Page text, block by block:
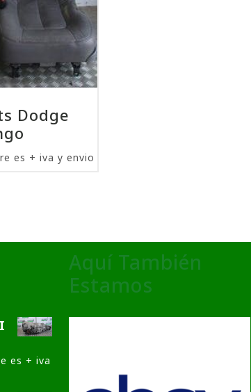
Dodge
es + iva y envio
es + iva
Aquí También
Estamos